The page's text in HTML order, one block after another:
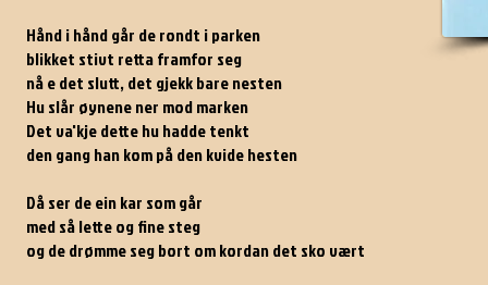
Hånd i hånd går de rondt i parken
blikket stivt retta framfor seg
nå e det slutt, det gjekk bare nesten
Hu slår øynene ner mod marken
Det va'kje dette hu hadde tenkt
den gang han kom på den kvide hesten
Då ser de ein kar som går
med så lette og fine steg
og de drømme seg bort om kordan det sko vært